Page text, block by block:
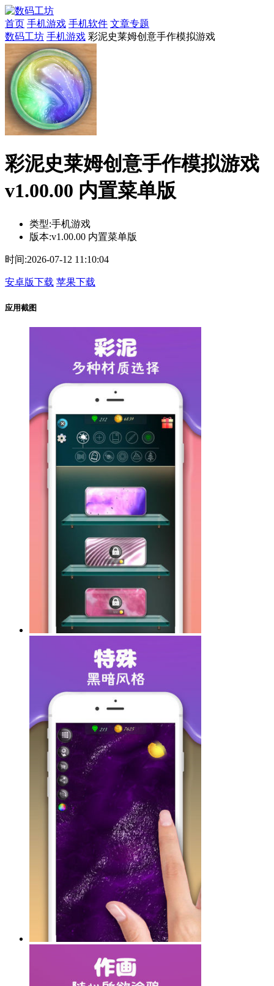
首页 手机游戏 手机软件 文章专题
数码工坊 手机游戏 彩泥史莱姆创意手作模拟游戏
彩泥史莱姆创意手作模拟游戏
v1.00.00 内置菜单版
类型:手机游戏
版本:v1.00.00 内置菜单版
时间:2026-07-12 11:10:04
安卓版下载 苹果下载
应用截图